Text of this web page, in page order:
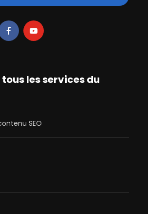
les services du
SEO